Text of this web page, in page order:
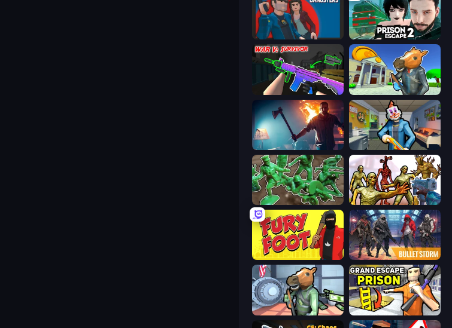
Max vs Gangsters Prison Escape 2
War V: Survivor Bank Robbery 3
You Are Being Watched Save the Hostages
Soldiers - Capture and Control! Monster Shooter Apocalypse
Fury Foot Bulletstorm
Bank Robbery Grand Escape: Prison